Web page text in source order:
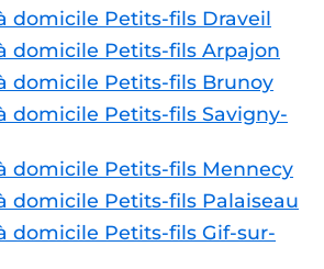
domicile Petits-fils Draveil
domicile Petits-fils Arpajon
domicile Petits-fils Brunoy
domicile Petits-fils Savigny-
domicile Petits-fils Mennecy
domicile Petits-fils Palaiseau
domicile Petits-fils Gif-sur-